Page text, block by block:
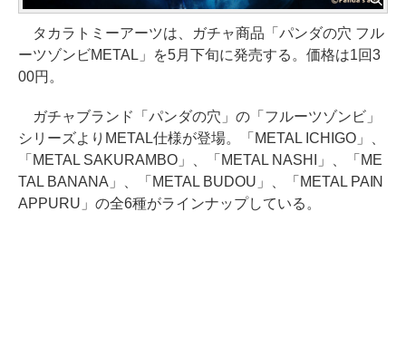
タカラトミーアーツは、ガチャ商品「パンダの穴 フル
ーツゾンビMETAL」を5月下旬に発売する。価格は1回3
00円。
ガチャブランド「パンダの穴」の「フルーツゾンビ」
シリーズよりMETAL仕様が登場。「METAL ICHIGO」、
「METAL SAKURAMBO」、「METAL NASHI」、「ME
TAL BANANA」、「METAL BUDOU」、「METAL PAIN
APPURU」の全6種がラインナップしている。